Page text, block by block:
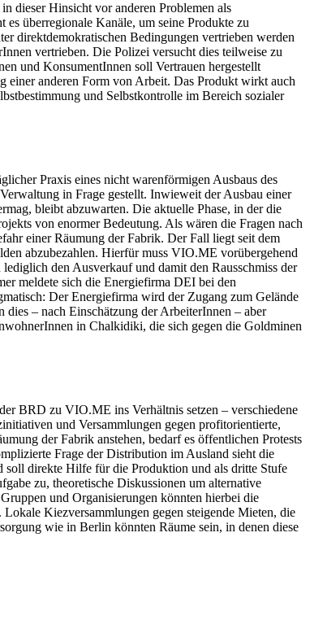
dieser Hinsicht vor anderen Problemen als
überregionale Kanäle, um seine Produkte zu
direktdemokratischen Bedingungen vertrieben werden
vertrieben. Die Polizei versucht dies teilweise zu
und KonsumentInnen soll Vertrauen hergestellt
anderen Form von Arbeit. Das Produkt wirkt auch
und Selbstkontrolle im Bereich sozialer
Praxis eines nicht warenförmigen Ausbaus des
in Frage gestellt. Inwieweit der Ausbau einer
bleibt abzuwarten. Die aktuelle Phase, in der die
von enormer Bedeutung. Als wären die Fragen nach
einer Räumung der Fabrik. Der Fall liegt seit dem
abzubezahlen. Hierfür muss VIO.ME vorübergehend
den Ausverkauf und damit den Rausschmiss der
meldete sich die Energiefirma DEI bei den
Der Energiefirma wird der Zugang zum Gelände
– nach Einschätzung der ArbeiterInnen – aber
in Chalkidiki, die sich gegen die Goldminen
BRD zu VIO.ME ins Verhältnis setzen – verschiedene
und Versammlungen gegen profitorientierte,
der Fabrik anstehen, bedarf es öffentlichen Protests
Frage der Distribution im Ausland sieht die
soll direkte Hilfe für die Produktion und als dritte Stufe
zu, theoretische Diskussionen um alternative
und Organisierungen könnten hierbei die
Kiezversammlungen gegen steigende Mieten, die
wie in Berlin könnten Räume sein, in denen diese